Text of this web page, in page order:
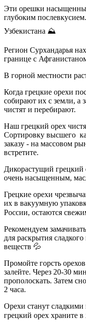
Эти орешки
глубоким
Узбекистана ⛰
Регион Сурхандарья
границе с
В горной местности
Когда грецкие орехи
собирают их с земли, а
чистят и перебирают.
Наш грецкий орех
Сортировку высшего
заказу - на массовом
встретите.
Дикорастущий грецкий
очень насыщенным,
Грецкие орехи
их в вакуумную
России, остаются
Рекомендуем
для раскрытия
веществ 💦
Промойте горсть
залейте. Через 20-30
прополоскать. Затем
2 часа.
Орехи станут
грецкий орех храните